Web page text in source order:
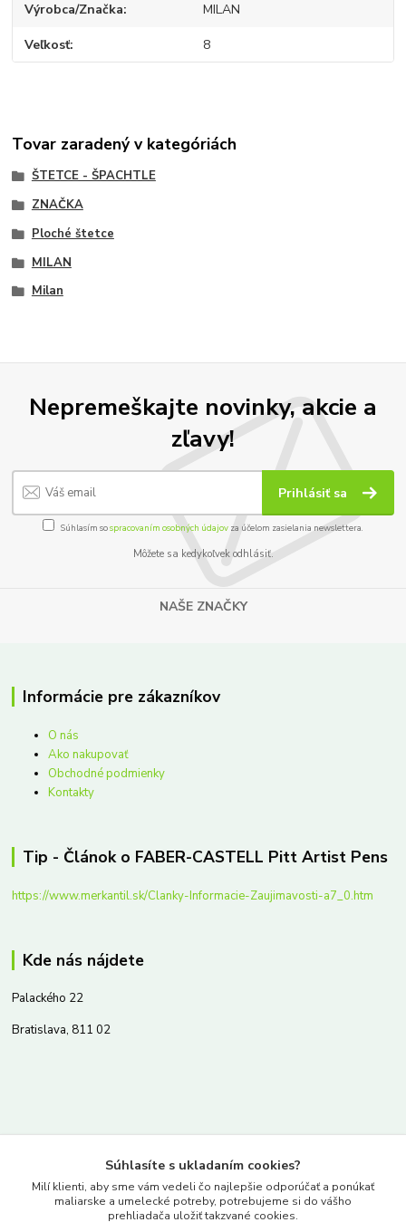
Výrobca/Značka MILAN
Veľkosť 8
Tovar zaradený v kategóriách
ŠTETCE - ŠPACHTLE
ZNAČKA
Ploché štetce
MILAN
Milan
Nepremeškajte novinky, akcie a
zľavy!
Prihlásiť sa
Súhlasím sospracovaním osobných údajov za účelom zasielania newslettera.
Môžete sa kedykoľvek odhlásiť.
NAŠE ZNAČKY
Informácie pre zákazníkov
O nás
Ako nakupovať
Obchodné podmienky
Kontakty
Tip - Článok o FABER-CASTELL Pitt Artist Pens
https://www.merkantil.sk/Clanky-Informacie-Zaujimavosti-a7_0.htm
Kde nás nájdete
Palackého 22
Bratislava, 811 02
www.merkantil.sk
Súhlasíte s ukladaním cookies?
Milí klienti, aby sme vám vedeli čo najlepšie odporúčať a ponúkať
maliarske a umelecké potreby, potrebujeme si do vášho
prehliadača uložiť takzvané cookies.